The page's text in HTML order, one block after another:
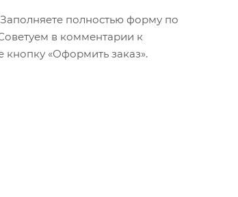
полностью форму по
в комментарии к
«Оформить заказ».